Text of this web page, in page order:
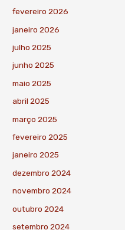
fevereiro 2026
janeiro 2026
julho 2025
junho 2025
maio 2025
abril 2025
março 2025
fevereiro 2025
janeiro 2025
dezembro 2024
novembro 2024
outubro 2024
setembro 2024